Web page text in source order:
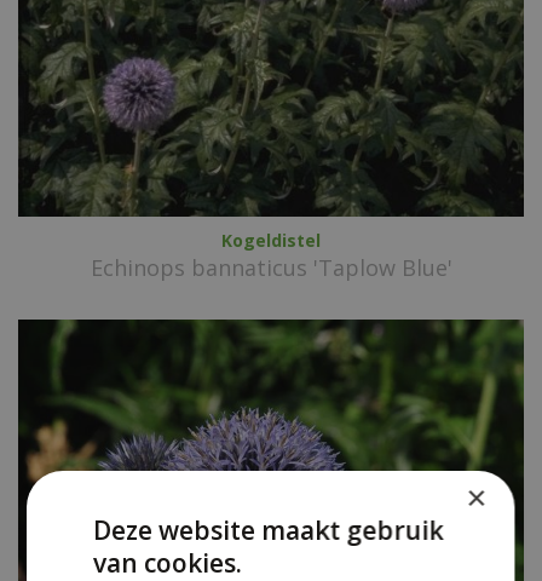
Kogeldistel
Echinops bannaticus 'Taplow Blue'
×
Deze website maakt gebruik
van cookies.